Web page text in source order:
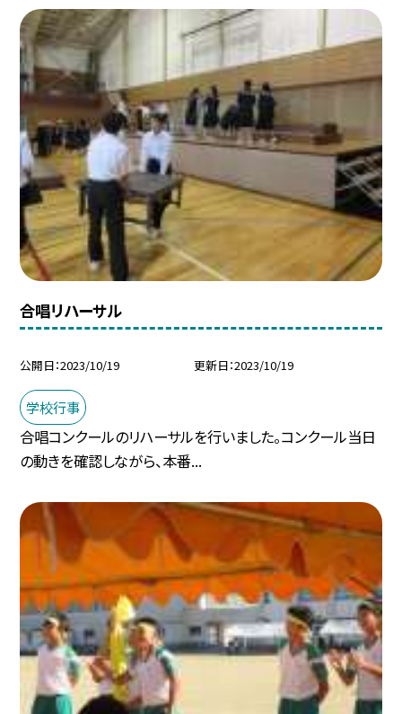
合唱リハーサル
公開日 2023/10/19 更新日 2023/10/19
学校行事
合唱コンクールのリハーサルを行いました。コンクール当日
の動きを確認しながら、本番...